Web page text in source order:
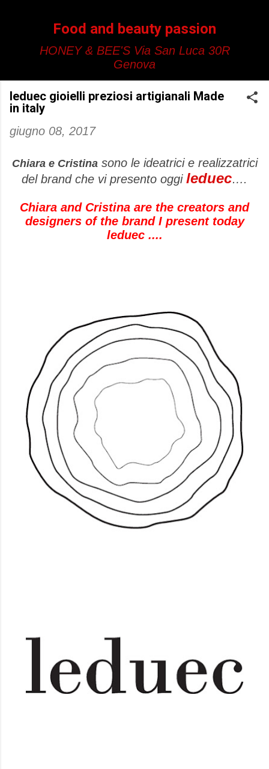
Food and beauty passion
HONEY & BEE'S Via San Luca 30R
Genova
leduec gioielli preziosi artigianali Made
in italy
giugno 08, 2017
Chiara e Cristinasono le ideatrici e realizzatrici
del brand che vi presento oggi leduec….
Chiara and Cristina are the creators and
designers of the brand I present today
leduec ....